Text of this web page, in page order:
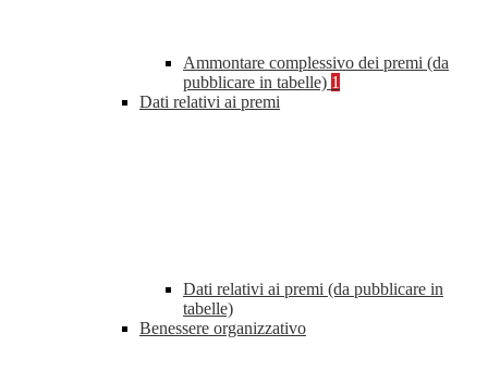
Ammontare complessivo dei premi (da
pubblicare in tabelle) 1
Dati relativi ai premi
Dati relativi ai premi (da pubblicare in
tabelle)
Benessere organizzativo